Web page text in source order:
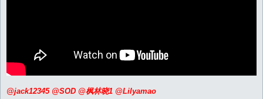
@jack12345 @SOD @枫林晓1 @Lilyamao